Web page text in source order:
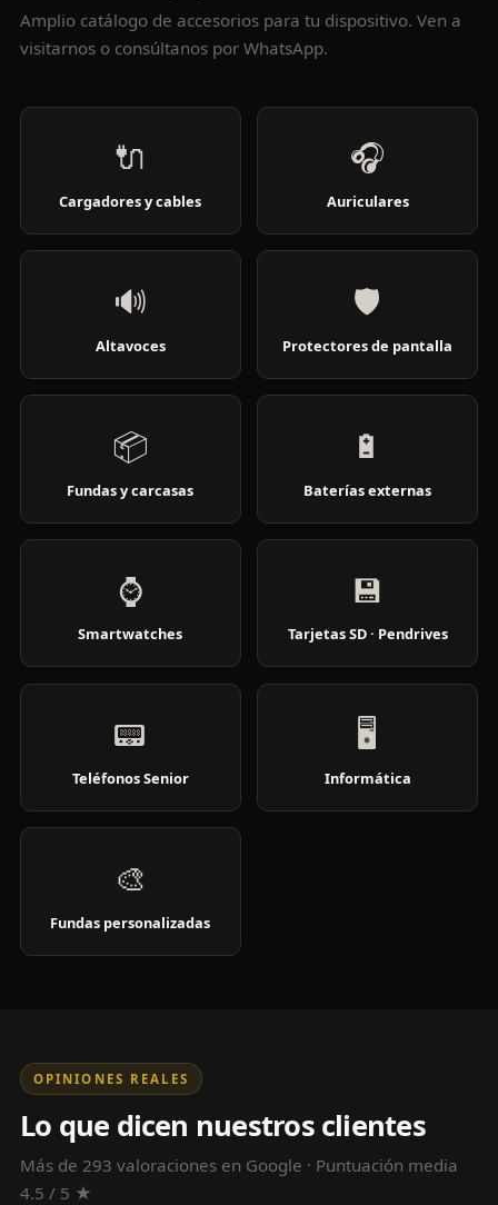
Amplio catálogo de accesorios para tu dispositivo. Ven a
visitarnos o consúltanos por WhatsApp.
🔌
Cargadores y cables
🎧
Auriculares
🔊
Altavoces
🛡️
Protectores de pantalla
📦
Fundas y carcasas
🔋
Baterías externas
⌚
Smartwatches
💾
Tarjetas SD · Pendrives
📟
Teléfonos Senior
🖥️
Informática
🎨
Fundas personalizadas
OPINIONES REALES
Lo que dicen nuestros clientes
Más de 293 valoraciones en Google · Puntuación media
4.5 / 5 ★